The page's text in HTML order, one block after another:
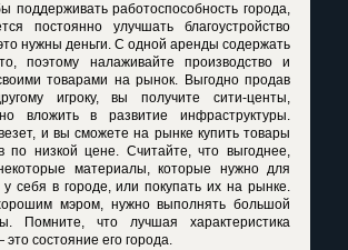
поддерживать работоспособность города,
постоянно улучшать благоустройство
нужны деньги. С одной аренды содержать
поэтому налаживайте производство и
товарами на рынок. Выгодно продав
игроку, вы получите сити-центы,
вложить в развитие инфраструктуры.
и вы сможете на рынке купить товары
по низкой цене. Считайте, что выгоднее,
материалы, которые нужно для
у себя в городе, или покупать их на рынке.
мэром, нужно выполнять большой
Помните, что лучшая характеристика
состояние его города.